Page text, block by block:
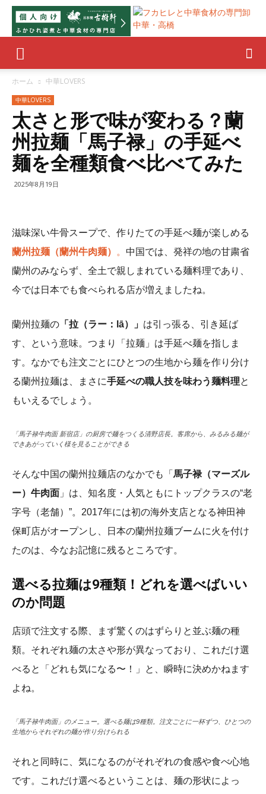
ホーム 中華LOVERS
中華LOVERS
太さと形で味が変わる？蘭
州拉麺「馬子禄」の手延べ
麺を全種類食べ比べてみた
2025年8月19日
滋味深い牛骨スープで、作りたての手延べ麺が楽しめる
蘭州拉麺（蘭州牛肉麺）
。 中国では、発祥の地の甘粛省
蘭州のみならず、全土で親しまれている麺料理であり、
今では日本でも食べられる店が増えましたね。
蘭州拉麺の 「拉（ラー：lā）」 は引っ張る、引き延ば
す、という意味。つまり「拉麺」は手延べ麺を指しま
す。なかでも注文ごとにひとつの生地から麺を作り分け
る蘭州拉麺は、まさに手延べの職人技を味わう麺料理と
もいえるでしょう。
「馬子禄牛肉面 新宿店」の厨房で麺をつくる清野店長。客席から、みるみる麺が
できあがっていく様を見ることができる
そんな中国の蘭州拉麺店のなかでも「 馬子禄（マーズル
ー）牛肉面 」は、知名度・人気ともにトップクラスの“老
字号（老舗）”。 2017年には初の海外支店となる神田神
保町店がオープンし、日本の蘭州拉麺ブームに火を付け
たのは、今なお記憶に残るところです。
選べる拉麺は9種類！どれを選べばいい
のか問題
店頭で注文する際、まず驚くのはずらりと並ぶ麺の種
類。それぞれ麺の太さや形が異なっており、これだけ選
べると
「どれも気になる〜！」と、瞬時に決めかねます
よね。
「馬子禄牛肉面」のメニュー。選べる麺は9種類。注文ごとに一杯ずつ、ひとつの
生地からそれぞれの麺が作り分けられる
それと同時に、気になるのがそれぞれの食感や食べ心地
です。これだけ選べるということは、麺の形状によっ